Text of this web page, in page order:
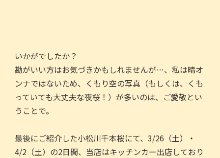
いかがでしたか？
勘がいい方はお気づきかもしれませんが…、私は晴オ
ンナではないため、くもり空の写真（もしくは、くも
っていても大丈夫な夜桜！）が多いのは、ご愛敬とい
うことで。
最後にご紹介した小松川千本桜にて、3/26（土）・
4/2（土）の2日間、当店はキッチンカー出店しており